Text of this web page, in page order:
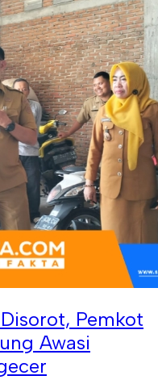
Pemkot
Awasi